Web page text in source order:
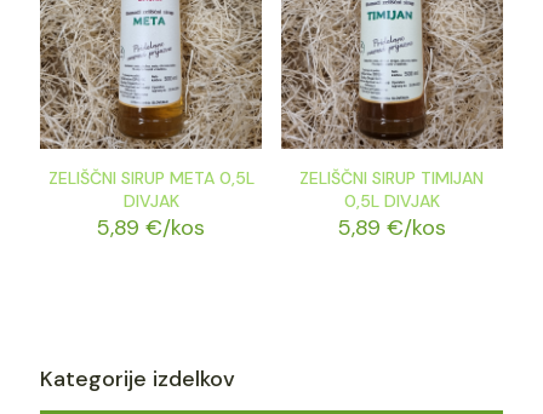
ZELIŠČNI SIRUP META 0,5L
DIVJAK
5,89€/kos
ZELIŠČNI SIRUP TIMIJAN
0,5L DIVJAK
5,89 €/kos
Kategorije izdelkov